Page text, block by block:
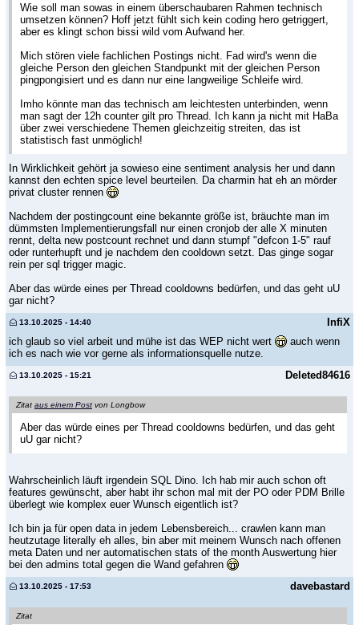
Wie soll man sowas in einem überschaubaren Rahmen technisch
umsetzen können? Hoff jetzt fühlt sich kein coding hero getriggert,
aber es klingt schon bissi wild vom Aufwand her.
Mich stören viele fachlichen Postings nicht. Fad wird's wenn die
gleiche Person den gleichen Standpunkt mit der gleichen Person
pingpongisiert und es dann nur eine langweilige Schleife wird.
Imho könnte man das technisch am leichtesten unterbinden, wenn
man sagt der 12h counter gilt pro Thread. Ich kann ja nicht mit HaBa
über zwei verschiedene Themen gleichzeitig streiten, das ist
statistisch fast unmöglich!
In Wirklichkeit gehört ja sowieso eine sentiment analysis her und dann
kannst den echten spice level beurteilen. Da charmin hat eh an mörder
privat cluster rennen
Nachdem der postingcount eine bekannte größe ist, bräuchte man im
dümmsten Implementierungsfall nur einen cronjob der alle X minuten
rennt, delta new postcount rechnet und dann stumpf "defcon 1-5" rauf
oder runterhupft und je nachdem den cooldown setzt. Das ginge sogar
rein per sql trigger magic.
Aber das würde eines per Thread cooldowns bedürfen, und das geht uU
gar nicht?
InfiX
13.10.2025 - 14:40
ich glaub so viel arbeit und mühe ist das WEP nicht wert
auch wenn
ich es nach wie vor gerne als informationsquelle nutze.
Deleted84616
13.10.2025 - 15:21
Zitat aus einem Post von Longbow
Aber das würde eines per Thread cooldowns bedürfen, und das geht
uU gar nicht?
Wahrscheinlich läuft irgendein SQL Dino. Ich hab mir auch schon oft
features gewünscht, aber habt ihr schon mal mit der PO oder PDM Brille
überlegt wie komplex euer Wunsch eigentlich ist?
Ich bin ja für open data in jedem Lebensbereich... crawlen kann man
heutzutage literally eh alles, bin aber mit meinem Wunsch nach offenen
meta Daten und ner automatischen stats of the month Auswertung hier
bei den admins total gegen die Wand gefahren
davebastard
13.10.2025 - 17:53
Zitat